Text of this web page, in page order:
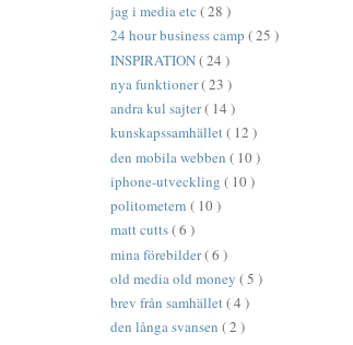
jag i media etc ( 28 )
24 hour business camp ( 25 )
INSPIRATION( 24 )
nya funktioner( 23 )
andra kul sajter( 14 )
kunskapssamhället( 12 )
den mobila webben ( 10 )
iphone-utveckling ( 10 )
politometern ( 10 )
matt cutts( 6 )
mina förebilder( 6 )
old media old money ( 5 )
brev från samhället( 4 )
den långa svansen ( 2 )